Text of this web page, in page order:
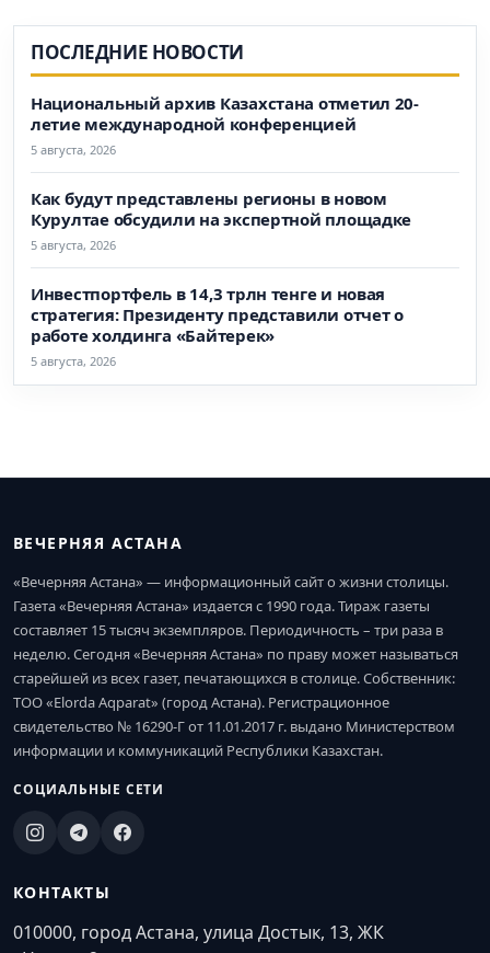
ПОСЛЕДНИЕ НОВОСТИ
Национальный архив Казахстана отметил 20-
летие международной конференцией
5 августа, 2026
Как будут представлены регионы в новом
Курултае обсудили на экспертной площадке
5 августа, 2026
Инвестпортфель в 14,3 трлн тенге и новая
стратегия: Президенту представили отчет о
работе холдинга «Байтерек»
5 августа, 2026
ВЕЧЕРНЯЯ АСТАНА
«Вечерняя Астана» — информационный сайт о жизни столицы.
Газета «Вечерняя Астана» издается с 1990 года. Тираж газеты
составляет 15 тысяч экземпляров. Периодичность – три раза в
неделю. Сегодня «Вечерняя Астана» по праву может называться
старейшей из всех газет, печатающихся в столице. Собственник:
ТОО «Elorda Aqparat» (город Астана). Регистрационное
свидетельство № 16290-Г от 11.01.2017 г. выдано Министерством
информации и коммуникаций Республики Казахстан.
СОЦИАЛЬНЫЕ СЕТИ
КОНТАКТЫ
010000, город Астана, улица Достык, 13, ЖК